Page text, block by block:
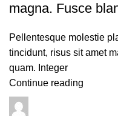
magna. Fusce
Pellentesque molestie
tincidunt, risus sit amet
quam. Integer
Continue reading